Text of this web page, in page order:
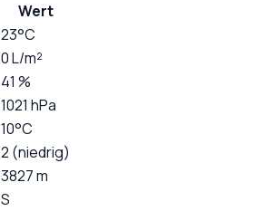
Wert
23°C
0 L/m²
41 %
1021 hPa
10°C
2 (niedrig)
3827 m
S